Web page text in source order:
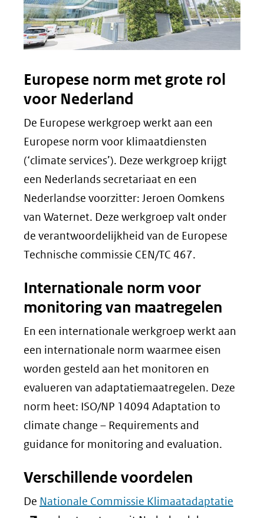
Europese norm met grote rol
voor Nederland
De Europese werkgroep werkt aan een
Europese norm voor klimaatdiensten
(‘climate services’). Deze werkgroep krijgt
een Nederlands secretariaat en een
Nederlandse voorzitter: Jeroen Oomkens
van Waternet. Deze werkgroep valt onder
de verantwoordelijkheid van de Europese
Technische commissie CEN/TC 467.
Internationale norm voor
monitoring van maatregelen
En een internationale werkgroep werkt aan
een internationale norm waarmee eisen
worden gesteld aan het monitoren en
evalueren van adaptatiemaatregelen. Deze
norm heet: ISO/NP 14094 Adaptation to
climate change – Requirements and
guidance for monitoring and evaluation.
Verschillende voordelen
De Nationale Commissie Klimaatadaptatie